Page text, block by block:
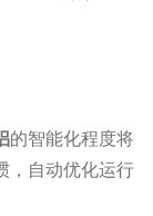
的智能化程度将
，自动优化运行